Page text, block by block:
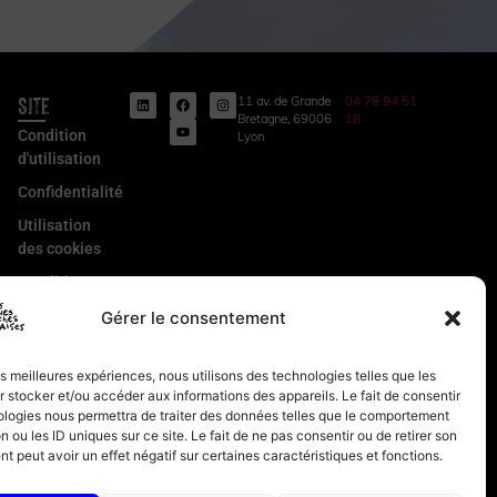
Gérer le consentement
meilleures expériences, nous utilisons des technologies telles que les
stocker et/ou accéder aux informations des appareils. Le fait de consentir
nous permettra de traiter des données telles que le comportement
ou les ID uniques sur ce site. Le fait de ne pas consentir ou de retirer son
peut avoir un effet négatif sur certaines caractéristiques et fonctions.
Site
Condition
d'utilisation
Confidentialité
Utilisation
des cookies
Conditions
de Vente
légales
11 av. de Grande
Bretagne, 69006
Lyon
04 78 94 51
18